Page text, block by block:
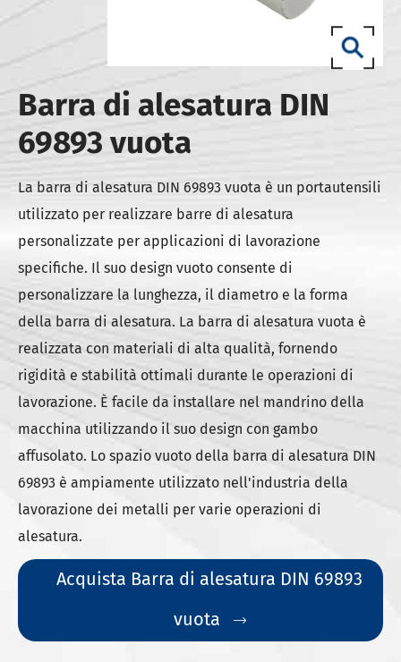
Barra di alesatura DIN
69893 vuota
La barra di alesatura DIN 69893 vuota è un portautensili
utilizzato per realizzare barre di alesatura
personalizzate per applicazioni di lavorazione
specifiche. Il suo design vuoto consente di
personalizzare la lunghezza, il diametro e la forma
della barra di alesatura. La barra di alesatura vuota è
realizzata con materiali di alta qualità, fornendo
rigidità e stabilità ottimali durante le operazioni di
lavorazione. È facile da installare nel mandrino della
macchina utilizzando il suo design con gambo
affusolato. Lo spazio vuoto della barra di alesatura DIN
69893 è ampiamente utilizzato nell'industria della
lavorazione dei metalli per varie operazioni di
alesatura.
Acquista Barra di alesatura DIN 69893
vuota
